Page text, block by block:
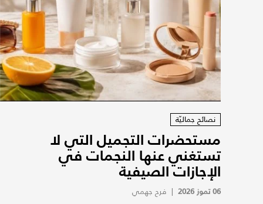
نصائح جماليّة
مستحضرات التجميل التي لا
تستغني عنها النجمات في
الإجازات الصيفية
06 تموز 2026 | فرح جهمي